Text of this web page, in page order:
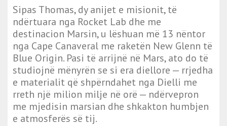
Sipas Thomas, dy anijet e misionit, të
ndërtuara nga Rocket Lab dhe me
destinacion Marsin, u lëshuan më 13 nëntor
nga Cape Canaveral me raketën New Glenn të
Blue Origin. Pasi të arrijnë në Mars, ato do të
studiojnë mënyrën se si era diellore — rrjedha
e materialit që shpërndahet nga Dielli me
rreth një milion milje në orë — ndërvepron
me mjedisin marsian dhe shkakton humbjen
e atmosferës së tij.